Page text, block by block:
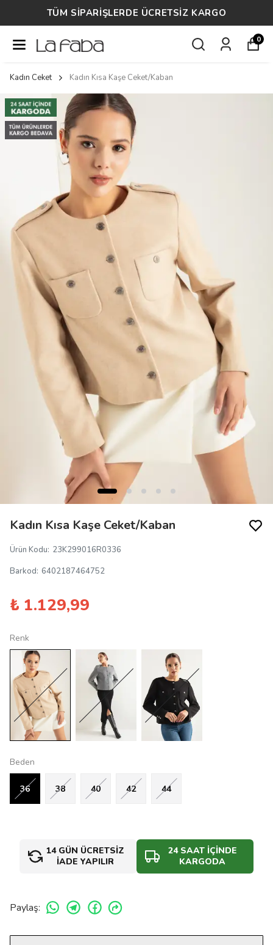
SİPARİŞLERDE ÜCRETSİZ KARGO
0
Kadın Ceket Kadın Kısa Kaşe Ceket/Kaban
Kadın Kısa Kaşe Ceket/Kaban
Ürün Kodu: 23K299016R0336
Barkod: 6402187464752
₺ 1.129,99
Renk
Beden
36 38 40 42 44
14 GÜN ÜCRETSİZ
İADE YAPILIR
24 SAAT İÇİNDE
KARGODA
Paylaş: